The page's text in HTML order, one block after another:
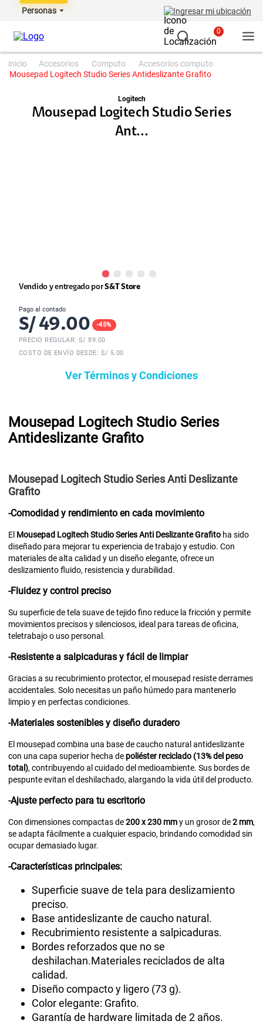
Personas Ingresar mi ubicación
0
accesorios computo
accesorios computo
Mousepad Logitech Studio Series Antideslizante Grafito
Logitech
Mousepad Logitech Studio Series
Ant...
Vendido y entregado porS&T Store
Pago al contado
S/ 49.00 -45%
PRECIO REGULAR: S/89.00
COSTO DE ENVÍO DESDE: S/ 5.00
Ver Términos y Condiciones
Mousepad Logitech Studio Series
Antideslizante Grafito
Mousepad Logitech Studio Series Anti Deslizante
Grafito
-Comodidad y rendimiento en cada movimiento
El Mousepad Logitech Studio Series Anti Deslizante Grafito ha sido
diseñado para mejorar tu experiencia de trabajo y estudio. Con
materiales de alta calidad y un diseño elegante, ofrece un
deslizamiento fluido, resistencia y durabilidad.
-Fluidez y control preciso
Su superficie de tela suave de tejido fino reduce la fricción y permite
movimientos precisos y silenciosos, ideal para tareas de oficina,
teletrabajo o uso personal.
-Resistente a salpicaduras y fácil de limpiar
Gracias a su recubrimiento protector, el mousepad resiste derrames
accidentales. Solo necesitas un paño húmedo para mantenerlo
limpio y en perfectas condiciones.
-Materiales sostenibles y diseño duradero
El mousepad combina una base de caucho natural antideslizante
con una capa superior hecha de poliéster reciclado (13% del peso
total), contribuyendo al cuidado del medioambiente. Sus bordes de
pespunte evitan el deshilachado, alargando la vida útil del producto.
-Ajuste perfecto para tu escritorio
Con dimensiones compactas de200 x 230 mmy un grosor de2 mm,
se adapta fácilmente a cualquier espacio, brindando comodidad sin
ocupar demasiado lugar.
-Características principales:
Superficie suave de tela para deslizamiento
preciso.
Base antideslizante de caucho natural.
Recubrimiento resistente a salpicaduras.
Bordes reforzados que no se
deshilachan.Materiales reciclados de alta
calidad.
Diseño compacto y ligero (73 g).
Color elegante: Grafito.
Garantía de hardware limitada de 2 años.